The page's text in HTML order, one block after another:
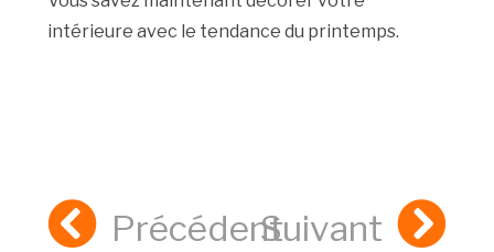
intérieure avec le tendance du printemps.
PrécédentSuivant